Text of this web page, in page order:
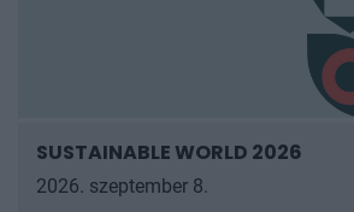
SUSTAINABLE WORLD 2026
2026. szeptember 8.